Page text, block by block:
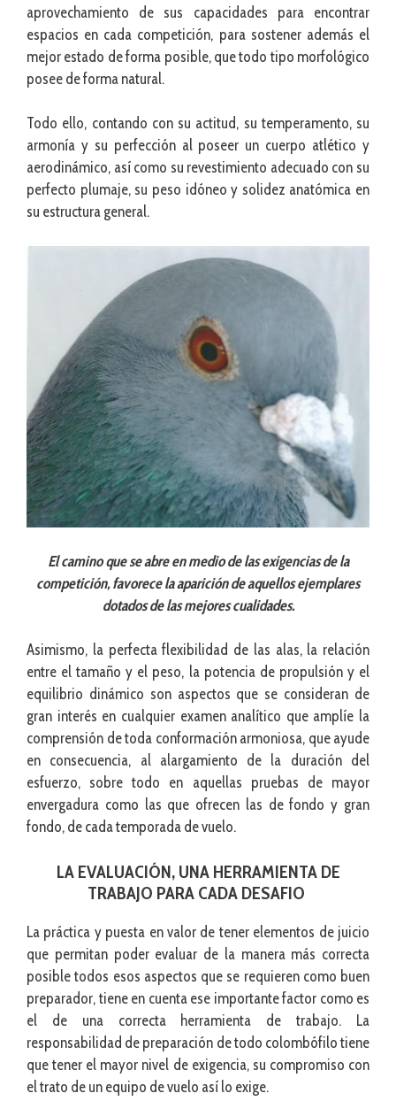
aprovechamiento de sus capacidades para encontrar
espacios en cada competición, para sostener además el
mejor estado de forma posible, que todo tipo morfológico
posee de forma natural.
Todo ello, contando con su actitud, su temperamento, su
armonía y su perfección al poseer un cuerpo atlético y
aerodinámico, así como su revestimiento adecuado con su
perfecto plumaje, su peso idóneo y solidez anatómica en
su estructura general.
El camino que se abre en medio de las exigencias de la
competición, favorece la aparición de aquellos ejemplares
dotados de las mejores cualidades.
Asimismo, la perfecta flexibilidad de las alas, la relación
entre el tamaño y el peso, la potencia de propulsión y el
equilibrio dinámico son aspectos que se consideran de
gran interés en cualquier examen analítico que amplíe la
comprensión de toda conformación armoniosa, que ayude
en consecuencia, al alargamiento de la duración del
esfuerzo, sobre todo en aquellas pruebas de mayor
envergadura como las que ofrecen las de fondo y gran
fondo, de cada temporada de vuelo.
LA EVALUACIÓN, UNA HERRAMIENTA DE
TRABAJO PARA CADA DESAFIO
La práctica y puesta en valor de tener elementos de juicio
que permitan poder evaluar de la manera más correcta
posible todos esos aspectos que se requieren como buen
preparador, tiene en cuenta ese importante factor como es
el de una correcta herramienta de trabajo. La
responsabilidad de preparación de todo colombófilo tiene
que tener el mayor nivel de exigencia, su compromiso con
el trato de un equipo de vuelo así lo exige.